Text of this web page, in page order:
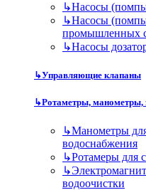
↳Насосы
↳Насосы
промышленных
↳Насосы
↳Управляющие клапаны
↳Ротаметры, манометры,
↳Манометры
водоснабжения
↳Ротамеры для
↳
водоочистки